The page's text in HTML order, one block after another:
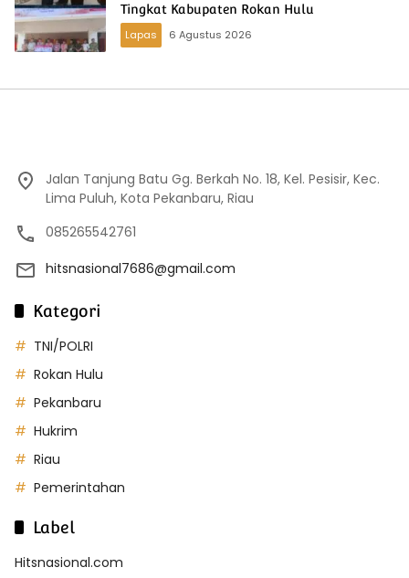
Tingkat Kabupaten Rokan Hulu
Lapas
6 Agustus 2026
Jalan Tanjung Batu Gg. Berkah No. 18, Kel. Pesisir, Kec.
Lima Puluh, Kota Pekanbaru, Riau
085265542761
hitsnasional7686@gmail.com
Kategori
TNI/POLRI
Rokan Hulu
Pekanbaru
Hukrim
Riau
Pemerintahan
Label
Hitsnasional.com